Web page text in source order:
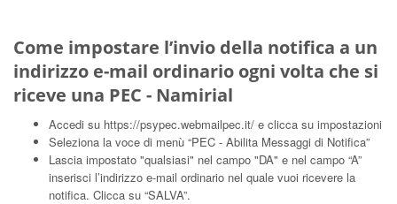
Come impostare l’invio della notifica a un
indirizzo e-mail ordinario ogni volta che si
riceve una PEC - Namirial
Accedi su https://psypec.webmailpec.it/ e clicca su impostazioni
Seleziona la voce di menù “PEC - Abilita Messaggi di Notifica”
Lascia impostato "qualsiasi" nel campo "DA" e nel campo “A”
inserisci l’indirizzo e-mail ordinario nel quale vuoi ricevere la
notifica. Clicca su “SALVA”.